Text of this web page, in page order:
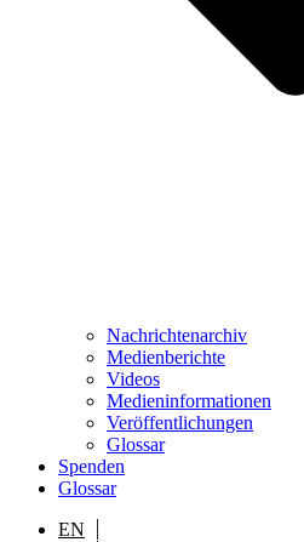
Nachrichtenarchiv
Medienberichte
Videos
Medieninformationen
Veröffentlichungen
Glossar
Spenden
Glossar
EN